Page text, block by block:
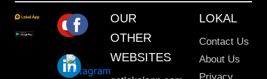
OUR
OTHER
WEBSITES
LOKAL
Contact Us
About Us
Privacy